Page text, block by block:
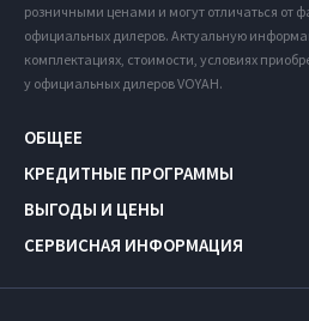
розничными ценами и могут отличаться от
официальных дилеров. Актуальную
комплектациях, стоимости, условиях
у официальных дилеров VOYAH.
ОБЩЕЕ
КРЕДИТНЫЕ ПРОГРАММЫ
ВЫГОДЫ И ЦЕНЫ
СЕРВИСНАЯ ИНФОРМАЦИЯ